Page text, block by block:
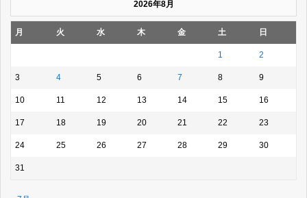
2026年8月
月 火 水 木 金 土 日
1 2
3 4 5 6 7 8 9
10 11 12 13 14 15 16
17 18 19 20 21 22 23
24 25 26 27 28 29 30
31